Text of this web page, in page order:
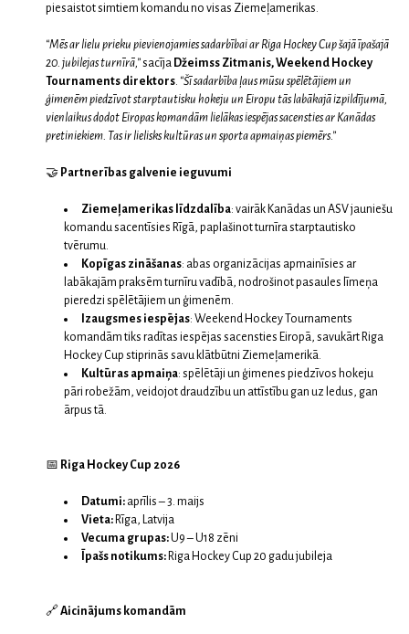
piesaistot simtiem komandu no visas Ziemeļamerikas.
“Mēs ar lielu prieku pievienojamies sadarbībai ar Riga Hockey Cup šajā īpašajā
20. jubilejas turnīrā,”sacīja Džeimss Zitmanis, Weekend Hockey
Tournaments direktors “Šī sadarbība ļaus mūsu spēlētājiem un
ģimenēm piedzīvot starptautisku hokeju un Eiropu tās labākajā izpildījumā,
vienlaikus dodot Eiropas komandām lielākas iespējas sacensties ar Kanādas
pretiniekiem. Tas ir lielisks kultūras un sporta apmaiņas piemērs.”
🤝 Partnerības galvenie ieguvumi
Ziemeļamerikas līdzdalība: vairāk Kanādas un ASV jauniešu
komandu sacentīsies Rīgā, paplašinot turnīra starptautisko
tvērumu.
Kopīgas zināšanas: abas organizācijas apmainīsies ar
labākajām praksēm turnīru vadībā, nodrošinot pasaules līmeņa
pieredzi spēlētājiem un ģimenēm.
Izaugsmes iespējas: Weekend Hockey Tournaments
komandām tiks radītas iespējas sacensties Eiropā, savukārt Riga
Hockey Cup stiprinās savu klātbūtni Ziemeļamerikā.
Kultūras apmaiņa: spēlētāji un ģimenes piedzīvos hokeju
pāri robežām, veidojot draudzību un attīstību gan uz ledus, gan
ārpus tā.
📅 Riga Hockey Cup 2026
Datumi: aprīlis – 3. maijs
Vieta: Rīga, Latvija
Vecuma grupas:U9 – U18 zēni
Īpašs notikums: Riga Hockey Cup 20 gadu jubileja
🔗Aicinājums komandām